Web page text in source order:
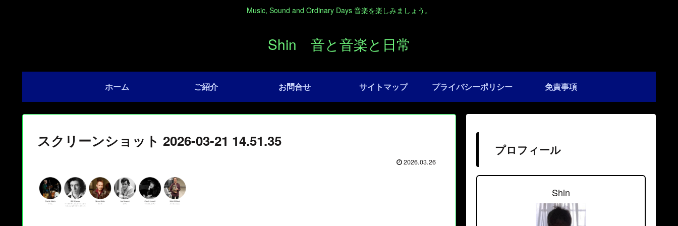
Music, Sound and Ordinary Days 音楽を楽しみましょう。
Shin 音と音楽と日常
ホーム ご紹介 お問合せ サイトマップ プライバシーポリシー 免責事項
スクリーンショット 2026-03-21 14.51.35
2026.03.26
プロフィール
Shin